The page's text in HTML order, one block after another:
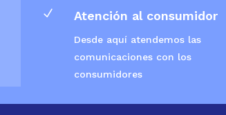
N Atención al consumidor
Desde aquí atendemos las
comunicaciones con los
consumidores